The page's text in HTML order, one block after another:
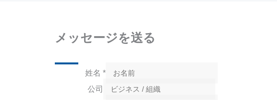
メッセージを送る
姓名 *
公司